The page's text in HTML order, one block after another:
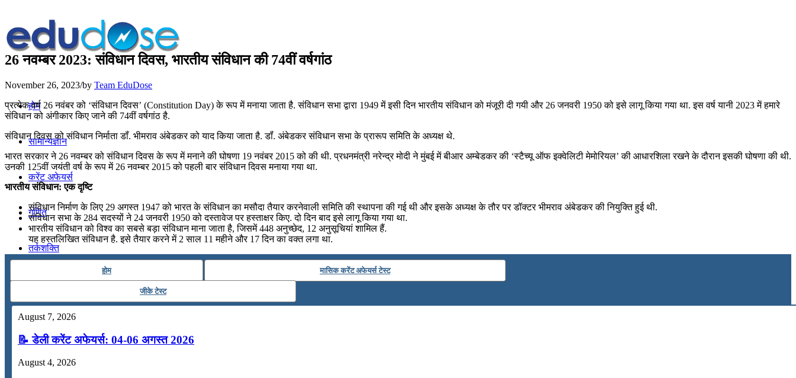
होम
सामान्यज्ञान
करेंट अफेयर्स
गणित
तर्कशक्ति
कंप्यूटर
अंग्रेजी
26 नवम्बर 2023: संविधान दिवस, भारतीय संविधान की 74वीं वर्षगांठ
November 26, 2023/by Team EduDose
प्रत्येक वर्ष 26 नवंबर को ‘संविधान दिवस’ (Constitution Day) के रूप में मनाया जाता है. संविधान सभा द्वारा 1949 में इसी दिन भारतीय संविधान को मंजूरी दी गयी और 26 जनवरी 1950 को इसे लागू किया गया था. इस वर्ष यानी 2023 में हमारे
संविधान को अंगीकार किए जाने की 74वीं वर्षगांठ है.
संविधान दिवस को संविधान निर्माता डॉं. भीमराव अंबेडकर को याद किया जाता है. डॉं. अंबेडकर संविधान सभा के प्रारूप समिति के अध्यक्ष थे.
भारत सरकार ने 26 नवम्बर को संविधान दिवस के रूप में मनाने की घोषणा 19 नवंबर 2015 को की थी. प्रधनमंत्री नरेन्द्र मोदी ने मुंबई में बीआर अम्बेडकर की ‘स्टैच्यू ऑफ इक्वेलिटी मेमोरियल’ की आधारशिला रखने के दौरान इसकी घोषणा की थी.
उनकी 125वीं जयंती वर्ष के रूप में 26 नवम्बर 2015 को पहली बार संविधान दिवस मनाया गया था.
भारतीय संविधान: एक दृष्टि
संविधान निर्माण के लिए 29 अगस्त 1947 को भारत के संविधान का मसौदा तैयार करनेवाली समिति की स्थापना की गई थी और इसके अध्यक्ष के तौर पर डॉक्टर भीमराव अंबेडकर की नियुक्ति हुई थी.
संविधान सभा के 284 सदस्यों ने 24 जनवरी 1950 को दस्तावेज पर हस्ताक्षर किए. दो दिन बाद इसे लागू किया गया था.
भारतीय संविधान को विश्व का सबसे बड़ा संविधान माना जाता है, जिसमें 448 अनुच्छेद, 12 अनुसूचियां शामिल हैं.
यह हस्तलिखित संविधान है. इसे तैयार करने में 2 साल 11 महीने और 17 दिन का वक्त लगा था.
होम मासिक करेंट अफेयर्स टेस्ट
जीके टेस्ट
August 7, 2026
📝 डेली करेंट अफेयर्स: 04-06 अगस्त 2026
August 4, 2026